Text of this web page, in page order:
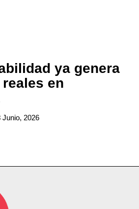
ya genera
en
Junio, 2026